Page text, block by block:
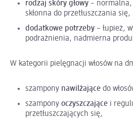
rodzaj skóry głowy –
skłonna do przetłuszczania się,
dodatkowe potrzeby – łupież,
podrażnienia, nadmierna
W kategorii pielęgnacji włosów na
szampony nawilżające do
szampony oczyszczające i
przetłuszczających się,